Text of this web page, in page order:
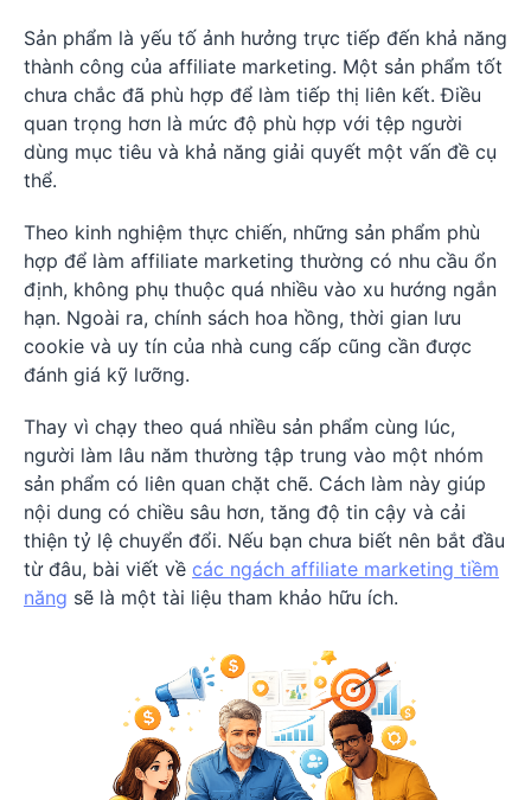
Sản phẩm là yếu tố ảnh hưởng trực tiếp đến khả năng
thành công của affiliate marketing. Một sản phẩm tốt
chưa chắc đã phù hợp để làm tiếp thị liên kết. Điều
quan trọng hơn là mức độ phù hợp với tệp người
dùng mục tiêu và khả năng giải quyết một vấn đề cụ
thể.
Theo kinh nghiệm thực chiến, những sản phẩm phù
hợp để làm affiliate marketing thường có nhu cầu ổn
định, không phụ thuộc quá nhiều vào xu hướng ngắn
hạn. Ngoài ra, chính sách hoa hồng, thời gian lưu
cookie và uy tín của nhà cung cấp cũng cần được
đánh giá kỹ lưỡng.
Thay vì chạy theo quá nhiều sản phẩm cùng lúc,
người làm lâu năm thường tập trung vào một nhóm
sản phẩm có liên quan chặt chẽ. Cách làm này giúp
nội dung có chiều sâu hơn, tăng độ tin cậy và cải
thiện tỷ lệ chuyển đổi. Nếu bạn chưa biết nên bắt đầu
từ đâu, bài viết về các ngách affiliate marketing tiềm
năng sẽ là một tài liệu tham khảo hữu ích.